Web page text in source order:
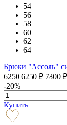
54
56
58
60
62
64
Брюки "Ассоль"
6250 6250 ₽ 7800 ₽
-20%
Купить